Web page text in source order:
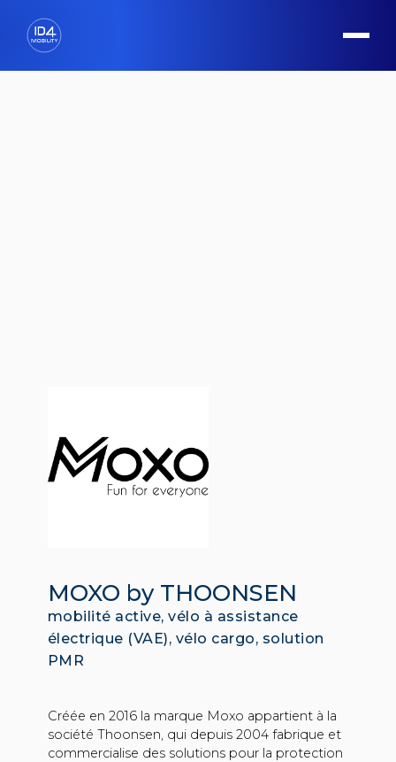
MOXO by THOONSEN
mobilité active, vélo à assistance
électrique (VAE), vélo cargo, solution
PMR
Créée en 2016 la marque Moxo appartient à la
société Thoonsen, qui depuis 2004 fabrique et
commercialise des solutions pour la protection